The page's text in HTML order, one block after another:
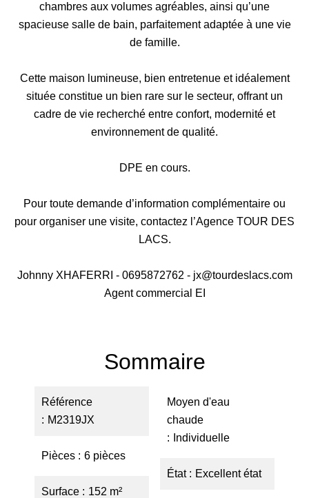
chambres aux volumes agréables, ainsi qu’une
spacieuse salle de bain, parfaitement adaptée à une vie
de famille.
Cette maison lumineuse, bien entretenue et idéalement
située constitue un bien rare sur le secteur, offrant un
cadre de vie recherché entre confort, modernité et
environnement de qualité.
DPE en cours.
Pour toute demande d’information complémentaire ou
pour organiser une visite, contactez l’Agence TOUR DES
LACS.
Johnny XHAFERRI - 0695872762 - jx@tourdeslacs.com
Agent commercial EI
Sommaire
Référence
M2319JX
Pièces 6 pièces
Surface 152 m²
Moyen d'eau
chaude
Individuelle
État Excellent état